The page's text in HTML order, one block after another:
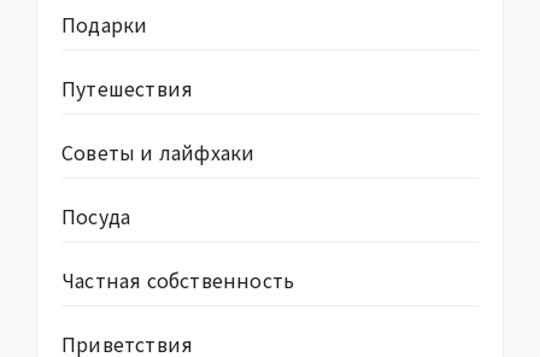
Подарки
Путешествия
Советы и лайфхаки
Посуда
Частная собственность
Приветствия